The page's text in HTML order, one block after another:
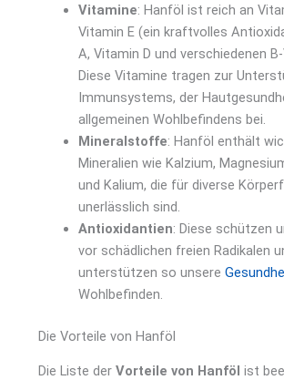
Vitamine: Hanföl ist reich an
Vitamin E (ein kraftvolles
A, Vitamin D und verschiedenen
Diese Vitamine tragen zur
Immunsystems, der
allgemeinen Wohlbefindens bei.
Mineralstoffe: Hanföl enthält
Mineralien wie Kalzium,
und Kalium, die für diverse
unerlässlich sind.
Antioxidantien: Diese schützen
vor schädlichen freien Radikalen
unterstützen so unsere
Wohlbefinden.
Die Vorteile von Hanföl
Die Liste derVorteile von Hanföl ist